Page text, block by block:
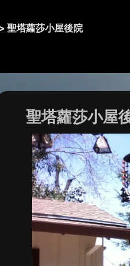
聖塔蘿莎小屋後院
聖塔蘿莎小屋